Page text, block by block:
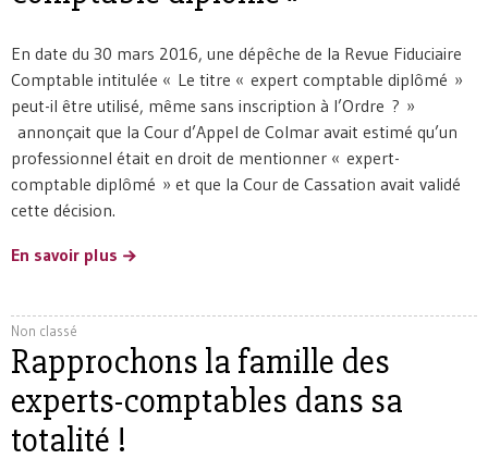
En date du 30 mars 2016, une dépêche de la Revue Fiduciaire
Comptable intitulée « Le titre « expert comptable diplômé »
peut-il être utilisé, même sans inscription à l’Ordre ? »
annonçait que la Cour d’Appel de Colmar avait estimé qu’un
professionnel était en droit de mentionner « expert-
comptable diplômé » et que la Cour de Cassation avait validé
cette décision.
En savoir plus
Non classé
Rapprochons la famille des
experts-comptables dans sa
totalité !